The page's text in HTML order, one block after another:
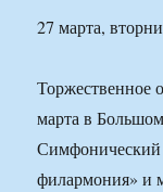
27 марта,
Торжественное
марта в
Симфонический
филармония» и